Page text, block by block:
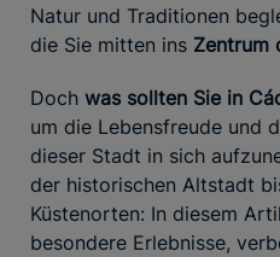
Natur und Traditionen
die Sie mitten ins Zentrum
Doch was sollten Sie in
um die Lebensfreude und
dieser Stadt in sich
der historischen Altstadt
Küstenorten: In diesem
besondere Erlebnisse,